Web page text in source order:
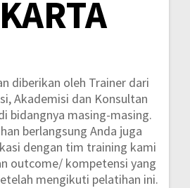
diberikan oleh Trainer dari
Akademisi dan Konsultan
bidangnya masing-masing.
berlangsung Anda juga
dengan tim training kami
outcome/ kompetensi yang
mengikuti pelatihan ini.